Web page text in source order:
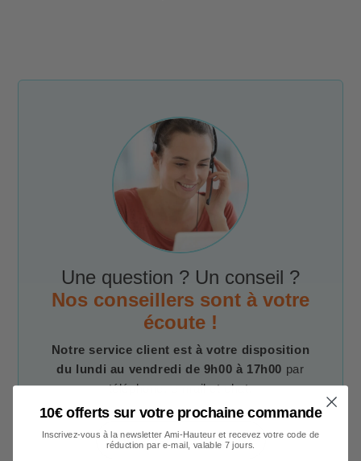
Une question ? Un conseil ?
Nos conseillers sont à votre
écoute !
Notre service client est à votre disposition
du lundi au vendredi de 9h00 à 17h00 par
téléphone, e-mail et chat.
Contacter un conseiller
10€ offerts sur votre prochaine commande
Inscrivez-vous à la newsletter Ami-Hauteur et recevez votre code de
réduction par e-mail, valable 7 jours.